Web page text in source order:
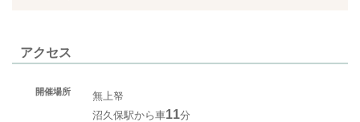
アクセス
開催場所
無上帑
沼久保駅から車11分